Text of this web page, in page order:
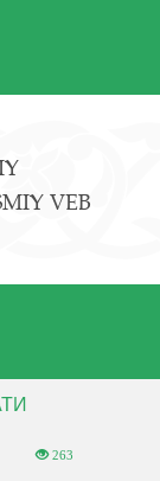
VEB
263